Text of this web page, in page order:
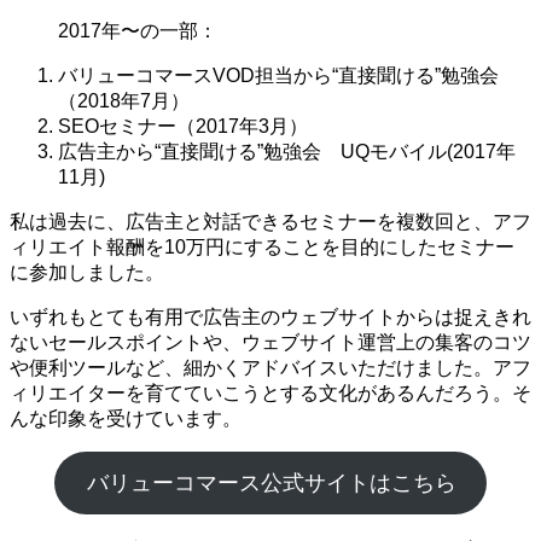
2017年〜の一部：
バリューコマースVOD担当から“直接聞ける”勉強会
（2018年7月）
SEOセミナー（2017年3月）
広告主から“直接聞ける”勉強会 UQモバイル(2017年
11月)
私は過去に、広告主と対話できるセミナーを複数回と、アフ
ィリエイト報酬を10万円にすることを目的にしたセミナー
に参加しました。
いずれもとても有用で広告主のウェブサイトからは捉えきれ
ないセールスポイントや、ウェブサイト運営上の集客のコツ
や便利ツールなど、細かくアドバイスいただけました。アフ
ィリエイターを育てていこうとする文化があるんだろう。そ
んな印象を受けています。
バリューコマース公式サイトはこちら